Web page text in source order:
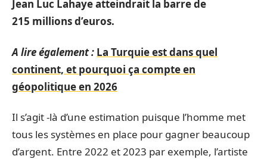
Jean Luc Lahaye atteindrait la barre de
215 millions d’euros.
A lire également : La Turquie est dans quel
continent, et pourquoi ça compte en
géopolitique en 2026
Il s’agit -là d’une estimation puisque l’homme met
tous les systèmes en place pour gagner beaucoup
d’argent. Entre 2022 et 2023 par exemple, l’artiste